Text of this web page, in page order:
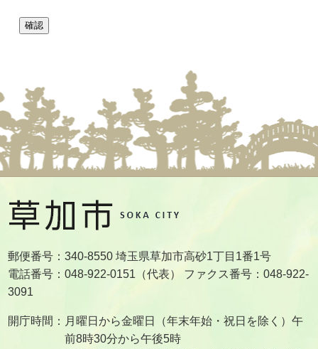
郵便番号：340-8550 埼玉県草加市高砂1丁目1番1号
電話番号：048-922-0151（代表） ファクス番号：048-922-
3091
開庁時間：月曜日から金曜日（年末年始・祝日を除く）午
前8時30分から午後5時